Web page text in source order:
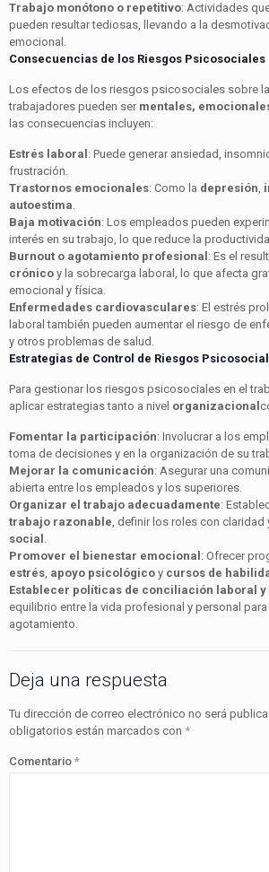
Trabajo monótono o repetitivo: Actividades
pueden resultar tediosas, llevando a la
emocional.
Consecuencias de los Riesgos Psicosociales
Los efectos de los riesgos psicosociales sobre
trabajadores pueden ser mentales,
las consecuencias incluyen:
Estrés laboral : Puede generar ansiedad,
frustración.
Trastornos emocionales: Como la depresión,
autoestima.
Baja motivación: Los empleados pueden
interés en su trabajo, lo que reduce la
Burnout o agotamiento profesional : Es el
crónico y la sobrecarga laboral, lo que afecta
emocional y física.
Enfermedades cardiovasculares: El estrés
laboral también pueden aumentar el riesgo de
y otros problemas de salud.
Estrategias de Control de Riesgos
Para gestionar los riesgos psicosociales en el
aplicar estrategias tanto a nivel organizacional
Fomentar la participación: Involucrar a los
toma de decisiones y en la organización de su
Mejorar la comunicación: Asegurar una
abierta entre los empleados y los superiores.
Organizar el trabajo adecuadamente:
trabajo razonable, definir los roles con
social .
Promover el bienestar emocional : Ofrecer
estrés, apoyo psicológico y cursos de
Establecer políticas de conciliación laboral
equilibrio entre la vida profesional y personal para
agotamiento.
Deja una respuesta
Tu dirección de correo electrónico no será
obligatorios están marcados con *
Comentario *